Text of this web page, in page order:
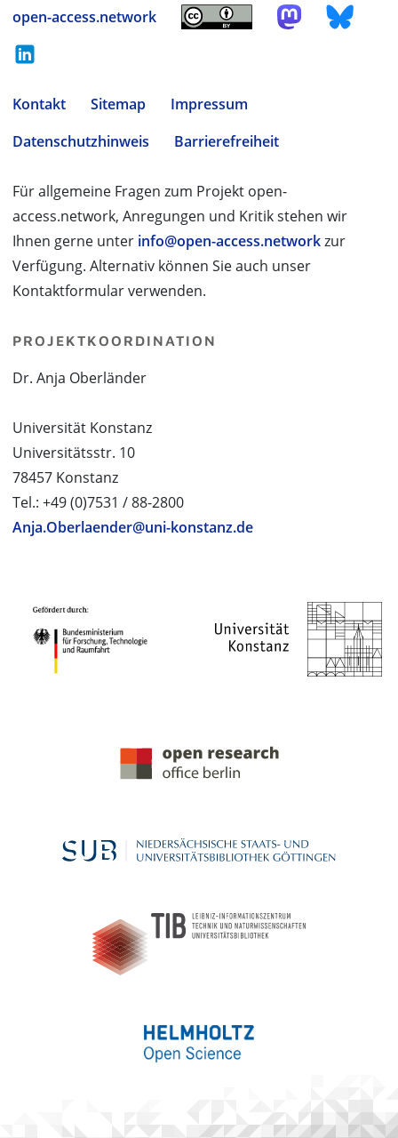
open-access.network
Kontakt Sitemap
Impressum
Datenschutzhinweis
Barrierefreiheit
Für allgemeine Fragen zum Projekt open-
access.network, Anregungen und Kritik stehen wir
Ihnen gerne unter info@open-access.networkzur
Verfügung. Alternativ können Sie auch unser
Kontaktformular verwenden.
PROJEKTKOORDINATION
Dr. Anja Oberländer
Universität Konstanz
Universitätsstr. 10
78457 Konstanz
Tel.: +49 (0)7531 / 88-2800
Anja.Oberlaender@uni-konstanz.de